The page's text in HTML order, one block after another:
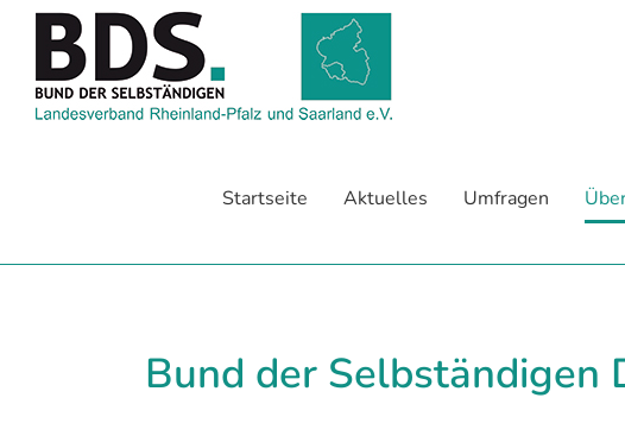
Zum
springen
Startseite Aktuelles Umfragen
Bund der Selbständigen